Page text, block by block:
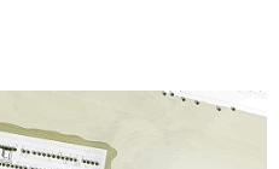
et unikt uttrykk.
er for eksempel
i atriet. Kasserte
gjenbrukes, fungerer som
fat er smeltet om til